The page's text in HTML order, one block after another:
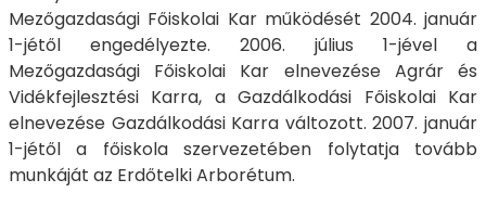
Mezőgazdasági Főiskolai Kar működését 2004. január
1-jétől engedélyezte. 2006. július 1-jével a
Mezőgazdasági Főiskolai Kar elnevezése Agrár és
Vidékfejlesztési Karra, a Gazdálkodási Főiskolai Kar
elnevezése Gazdálkodási Karra változott. 2007. január
1-jétől a főiskola szervezetében folytatja tovább
munkáját az Erdőtelki Arborétum.